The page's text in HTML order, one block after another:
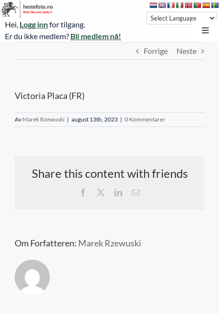
Skip
to
content
Hei, Logg innfor tilgang.
Er du ikke medlem? Bli medlem nå!
Øvrevoll treningsdager
NoARK
Forrige Neste
Victoria Placa (FR)
Av Marek Rzewuski | august 13th, 2023 | 0 Kommentarer
Share this content with friends
Facebook LinkedIn
E-
Om Forfatteren: Marek Rzewuski